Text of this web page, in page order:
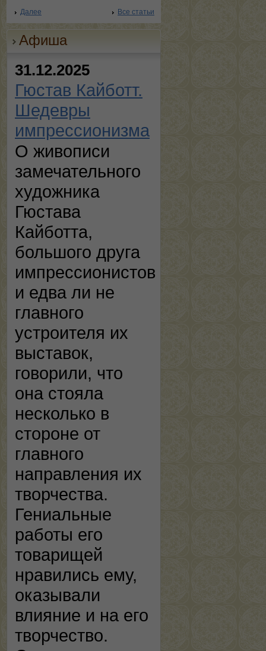
Далее Все статьи
Афиша
31.12.2025
Гюстав Кайботт.
Шедевры
импрессионизма
О живописи
замечательного
художника
Гюстава
Кайботта,
большого друга
импрессионистов
и едва ли не
главного
устроителя их
выставок,
говорили, что
она стояла
несколько в
стороне от
главного
направления их
творчества.
Гениальные
работы его
товарищей
нравились ему,
оказывали
влияние и на его
творчество.